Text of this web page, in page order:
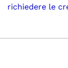
richiedere le